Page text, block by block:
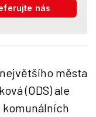
nás
města
(ODS) ale
komunálních